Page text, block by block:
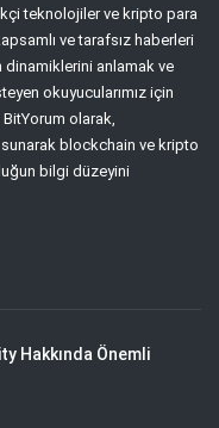
teknolojiler ve kripto para
ve tarafsız haberleri
dinamiklerini anlamak ve
okuyucularımız için
olarak,
sunarak blockchain ve kripto
bilgi düzeyini
Hakkında Önemli